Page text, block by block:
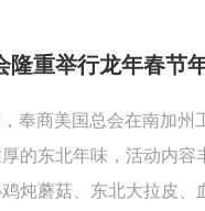
隆重举行龙年春节
奉商美国总会在南加
的东北年味，活动内
炖蘑菇、东北大拉皮